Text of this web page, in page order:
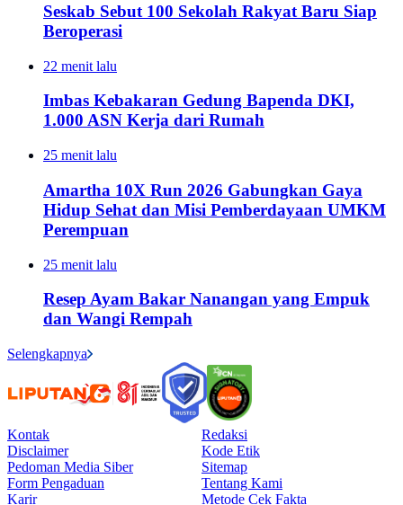
Seskab Sebut 100 Sekolah Rakyat Baru Siap
Beroperasi
22 menit lalu
Imbas Kebakaran Gedung Bapenda DKI,
1.000 ASN Kerja dari Rumah
25 menit lalu
Amartha 10X Run 2026 Gabungkan Gaya
Hidup Sehat dan Misi Pemberdayaan UMKM
Perempuan
25 menit lalu
Resep Ayam Bakar Nanangan yang Empuk
dan Wangi Rempah
Selengkapnya
Kontak
Redaksi
Disclaimer
Kode Etik
Pedoman Media Siber
Sitemap
Form Pengaduan
Tentang Kami
Karir
Metode Cek Fakta